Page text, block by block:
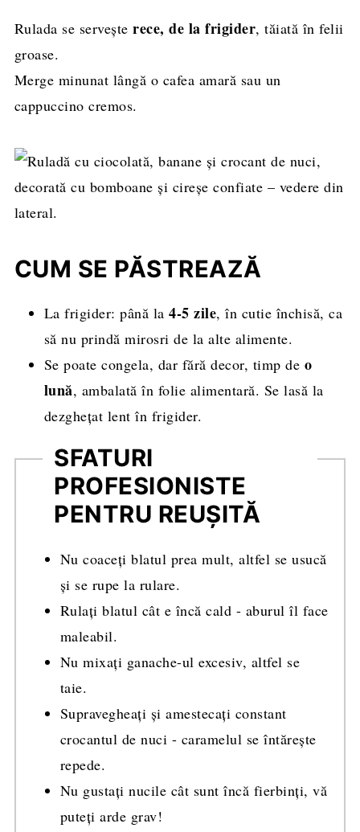
Rulada se serveșterece, de la frigider, tăiată în felii
groase.
Merge minunat lângă o cafea amară sau un
cappuccino cremos.
CUM SE PĂSTREAZĂ
La frigider: până la4-5 zile, în cutie închisă, ca
să nu prindă mirosri de la alte alimente.
Se poate congela, dar fără decor, timp de o
lună, ambalată în folie alimentară. Se lasă la
dezghețat lent în frigider.
SFATURI
PROFESIONISTE
PENTRU REUȘITĂ
Nu coaceți blatul prea mult, altfel se usucă
și se rupe la rulare.
Rulați blatul cât e încă cald - aburul îl face
maleabil.
Nu mixați ganache-ul excesiv, altfel se
taie.
Supravegheați și amestecați constant
crocantul de nuci - caramelul se întărește
repede.
Nu gustați nucile cât sunt încă fierbinți, vă
puteți arde grav!